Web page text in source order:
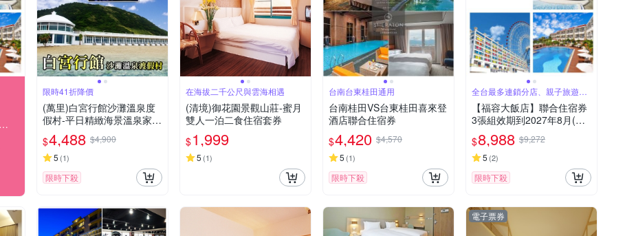
【福容大飯店】聯合住宿券3張$8988
限時41折降價
(萬里)白宮行館沙灘溫泉度
假村-平日精緻海景溫泉家庭
房住宿券
$4,488 $4,900
5 (1)
限時下殺
在海拔二千公尺與雲海相遇
(清境)御花園景觀山莊-蜜月
雙人一泊二食住宿套券
$1,999
5 (1)
台南台東桂田通用
台南桂田VS台東桂田喜來登
酒店聯合住宿券
$4,420 $4,570
5 (1)
限時下殺
全台最多連鎖分店、親子旅遊首
選
【福容大飯店】聯合住宿券
3張組效期到2027年8月(正
券2+贈券1)
$8,988 $9,272
5 (2)
限時下殺
電子票券